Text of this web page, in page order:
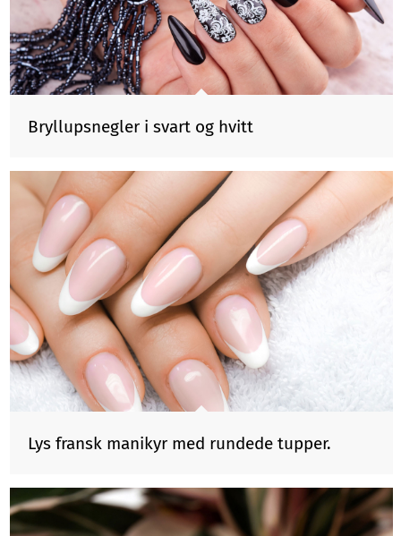
Bryllupsnegler i svart og hvitt
Lys fransk manikyr med rundede tupper.